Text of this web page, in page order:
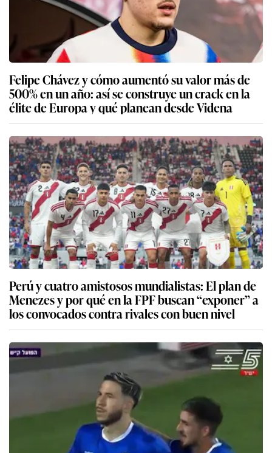
Felipe Chávez y cómo aumentó su valor más de
500% en un año: así se construye un crack en la
élite de Europa y qué planean desde Videna
Perú y cuatro amistosos mundialistas: El plan de
Menezes y por qué en la FPF buscan “exponer” a
los convocados contra rivales con buen nivel